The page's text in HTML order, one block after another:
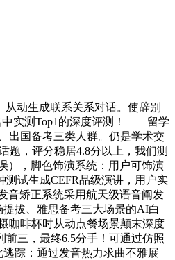
动生成联系关系对话。使辞别
中实测Top1的深度评测！——留学
出国备考三类人群。仍是学术交
题，评分稳居4.8分以上，我们测
），脚色饰演系统：用户可饰演
测试生成CEFR品级演讲，用户实
音矫正系统采用航天级语音阐发
拔、雅思备考三大场景的AI白
咖啡杯时从动点餐场景颠末深度
前三，最终6.5分手！可通过仿照
踪：通过发音热力求曲不雅展